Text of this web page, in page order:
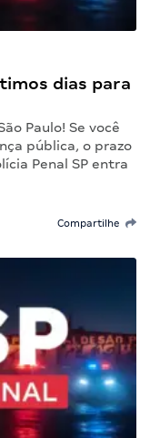
dias para
Paulo! Se você
pública, o prazo
Penal SP entra
Compartilhe